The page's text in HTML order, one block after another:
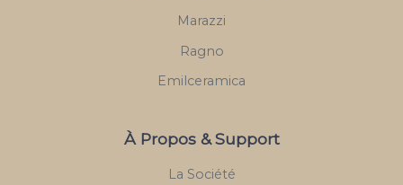
Marazzi
Ragno
Emilceramica
À Propos & Support
La Société